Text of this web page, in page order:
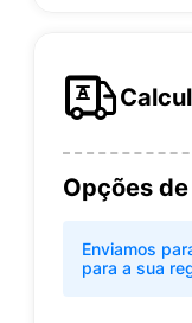
Opções
Enviamos
para a sua